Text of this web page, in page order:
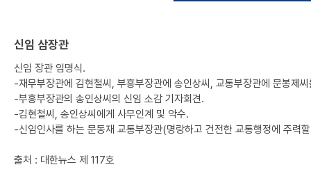
신임 삼장관
신임 장관 임명식.
-재무부장관에 김현철씨, 부흥부장관에 송인상씨, 교통부장관에 문봉제
-부흥부장관의 송인상씨의 신임 소감 기자회견.
-김현철씨, 송인상씨에게 사무인계 및 악수.
-신임인사를 하는 문동재 교통부장관(명랑하고 건전한 교통행정에 주력
출처 : 대한뉴스 제 117호